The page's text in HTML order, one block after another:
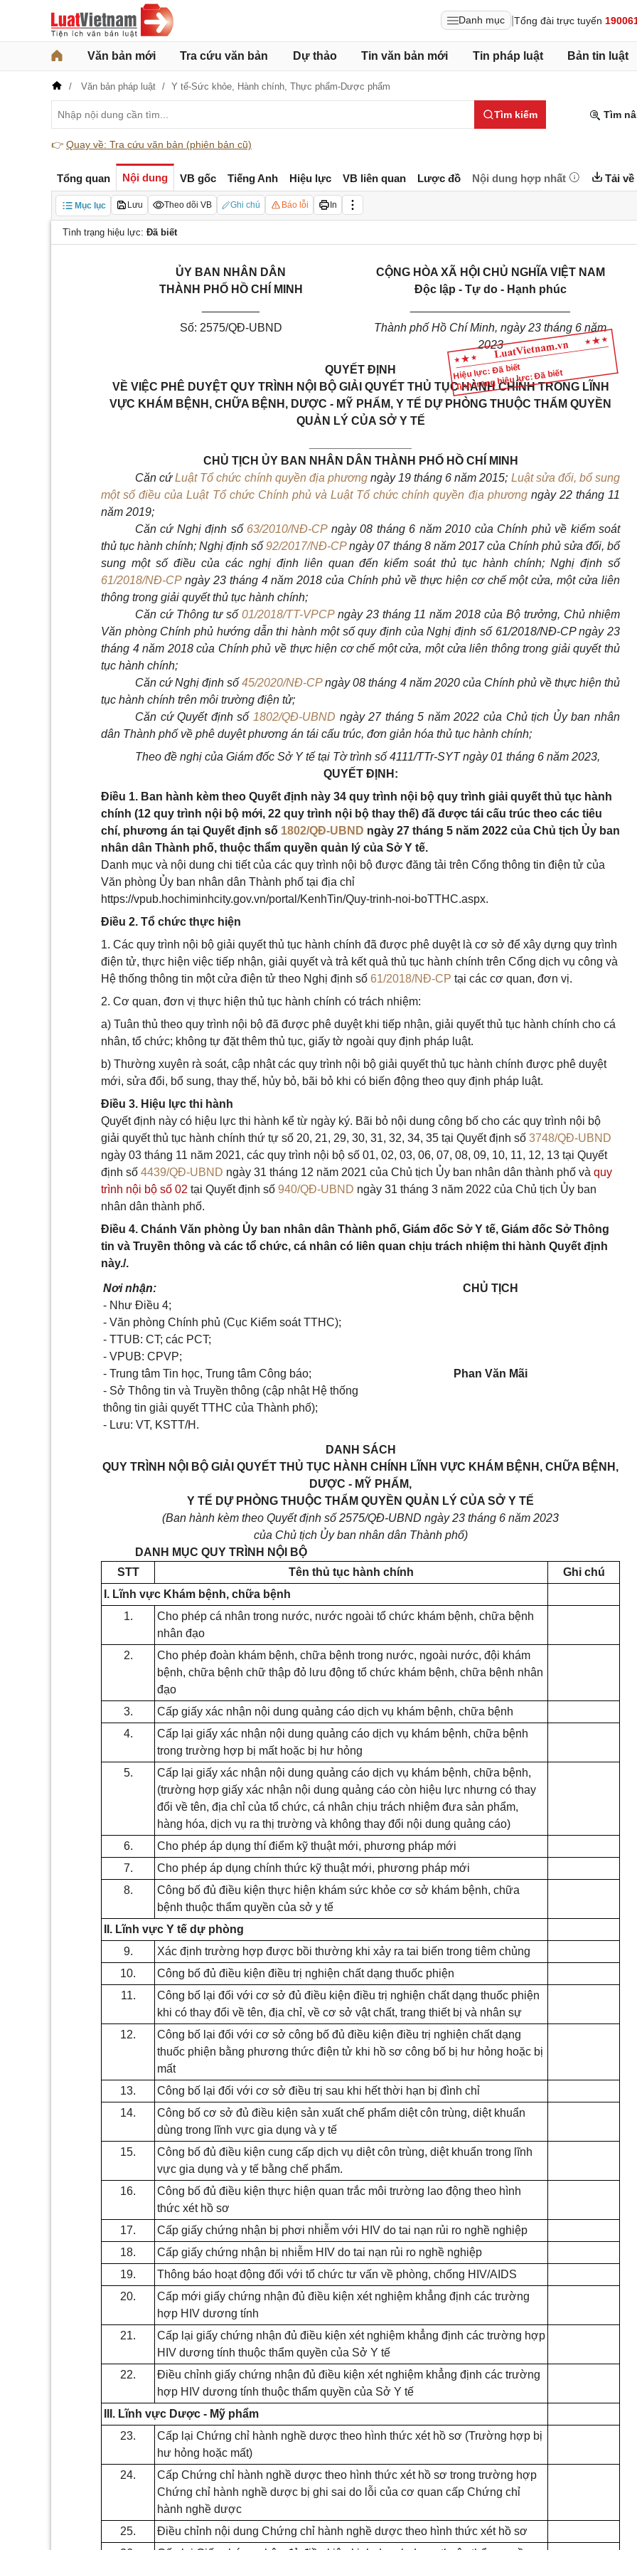
Danh mục Tổng đài trực tuyến
Văn bản mới Tra cứu văn bản Dự thảo Tin văn bản mới Tin pháp luật Bản tin luật
Văn bản pháp luật Y tế-Sức khỏe, Hành chính, Thực phẩm-Dược phẩm
Tìm kiếm Tìm
👉 Quay về: Tra cứu văn bản (phiên bản cũ)
Tổng quan Nội dung VB gốc Tiếng Anh Hiệu lực VB liên quan Lược đồ Nội dung hợp nhất Tải về
Mục lục Lưu Theo dõi VB Ghi chú Báo lỗi In
Tình trạng hiệu lực: Đã biết
Hiệu lực: Đã biết
Tình trạng hiệu lực: Đã biết
ỦY BAN NHÂN DÂN
THÀNH PHỐ HỒ CHÍ MINH
CỘNG HÒA XÃ HỘI CHỦ NGHĨA VIỆT NAM
Độc lập - Tự do - Hạnh phúc
Số: 2575/QĐ-UBND
Thành phố Hồ Chí Minh, ngày 23 tháng 6 năm
2023
QUYẾT ĐỊNH
VỀ VIỆC PHÊ DUYỆT QUY TRÌNH NỘI BỘ GIẢI QUYẾT THỦ TỤC HÀNH CHÍNH TRONG LĨNH
VỰC KHÁM BỆNH, CHỮA BỆNH, DƯỢC - MỸ PHẨM, Y TẾ DỰ PHÒNG THUỘC THẨM QUYỀN
QUẢN LÝ CỦA SỞ Y TẾ
CHỦ TỊCH ỦY BAN NHÂN DÂN THÀNH PHỐ HỒ CHÍ MINH
Căn cứLuật Tổ chức chính quyền địa phươngngày 19 tháng 6 năm 2015; Luật sửa đổi, bổ sung
một số điều của Luật Tổ chức Chính phủ và Luật Tổ chức chính quyền địa phươngngày 22 tháng 11
năm 2019;
Căn cứ Nghị định số 63/2010/NĐ-CPngày 08 tháng 6 năm 2010 của Chính phủ về kiểm soát
thủ tục hành chính; Nghị định số92/2017/NĐ-CPngày 07 tháng 8 năm 2017 của Chính phủ sửa đổi, bổ
sung một số điều của các nghị định liên quan đến kiểm soát thủ tục hành chính; Nghị định số
61/2018/NĐ-CPngày 23 tháng 4 năm 2018 của Chính phủ về thực hiện cơ chế một cửa, một cửa liên
thông trong giải quyết thủ tục hành chính;
Căn cứ Thông tư số 01/2018/TT-VPCPngày 23 tháng 11 năm 2018 của Bộ trưởng, Chủ nhiệm
Văn phòng Chính phủ hướng dẫn thi hành một số quy định của Nghị định số 61/2018/NĐ-CP ngày 23
tháng 4 năm 2018 của Chính phủ về thực hiện cơ chế một cửa, một cửa liên thông trong giải quyết thủ
tục hành chính;
Căn cứNghị định số45/2020/NĐ-CPngày 08 tháng 4 năm 2020 của Chính phủ về thực hiện thủ
tục hành chính trên môi trường điện tử;
Căn cứQuyết định số 1802/QĐ-UBND ngày 27 tháng 5 năm 2022 của Chủ tịch Ủy ban nhân
dân Thành phố về phê duyệt phương án tái cấu trúc, đơn giản hóa thủ tục hành chính;
Theo đề nghị của Giám đốc Sở Y tế tại Tờ trình số 4111/TTr-SYT ngày 01 tháng 6 năm 2023,
QUYẾT ĐỊNH:
Điều 1. Ban hành kèm theo Quyết định này 34 quy trình nội bộ quy trình giải quyết thủ tục hành
chính (12 quy trình nội bộ mới, 22 quy trình nội bộ thay thế) đã được tái cấu trúc theo các tiêu
chí, phương án tại Quyết định số 1802/QĐ-UBND ngày 27 tháng 5 năm 2022 của Chủ tịch Ủy ban
nhân dân Thành phố, thuộc thẩm quyền quản lý của Sở Y tế.
Danh mục và nội dung chi tiết của các quy trình nội bộ được đăng tải trên Cổng thông tin điện tử của
Văn phòng Ủy ban nhân dân Thành phố tại địa chỉ
https://vpub.hochiminhcity.gov.vn/portal/KenhTin/Quy-trinh-noi-boTTHC.aspx.
Điều 2. Tổ chức thực hiện
1. Các quy trình nội bộ giải quyết thủ tục hành chính đã được phê duyệt là cơ sở để xây dựng quy trình
điện tử, thực hiện việc tiếp nhận, giải quyết và trả kết quả thủ tục hành chính trên Cổng dịch vụ công và
Hệ thống thông tin một cửa điện tử theo Nghị định số 61/2018/NĐ-CP tại các cơ quan, đơn vị.
2. Cơ quan, đơn vị thực hiện thủ tục hành chính có trách nhiệm:
a) Tuân thủ theo quy trình nội bộ đã được phê duyệt khi tiếp nhận, giải quyết thủ tục hành chính cho cá
nhân, tổ chức; không tự đặt thêm thủ tục, giấy tờ ngoài quy định pháp luật.
b) Thường xuyên rà soát, cập nhật các quy trình nội bộ giải quyết thủ tục hành chính được phê duyệt
mới, sửa đổi, bổ sung, thay thế, hủy bỏ, bãi bỏ khi có biến động theo quy định pháp luật.
Điều 3. Hiệu lực thi hành
Quyết định này có hiệu lực thi hành kể từ ngày ký. Bãi bỏ nội dung công bố cho các quy trình nội bộ
giải quyết thủ tục hành chính thứ tự số 20, 21, 29, 30, 31, 32, 34, 35 tại Quyết định số 3748/QĐ-UBND
ngày 03 tháng 11 năm 2021, các quy trình nội bộ số 01, 02, 03, 06, 07, 08, 09, 10, 11, 12, 13 tại Quyết
định số 4439/QĐ-UBND ngày 31 tháng 12 năm 2021 của Chủ tịch Ủy ban nhân dân thành phố và quy
trình nội bộ số 02 tại Quyết định số 940/QĐ-UBND ngày 31 tháng 3 năm 2022 của Chủ tịch Ủy ban
nhân dân thành phố.
Điều 4. Chánh Văn phòng Ủy ban nhân dân Thành phố, Giám đốc Sở Y tế, Giám đốc Sở Thông
tin và Truyền thông và các tổ chức, cá nhân có liên quan chịu trách nhiệm thi hành Quyết định
này./.
Nơi nhận:
- Như Điều 4;
- Văn phòng Chính phủ (Cục Kiểm soát TTHC);
- TTUB: CT; các PCT;
- VPUB: CPVP;
- Trung tâm Tin học, Trung tâm Công báo;
- Sở Thông tin và Truyền thông (cập nhật Hệ thống
thông tin giải quyết TTHC của Thành phố);
- Lưu: VT, KSTT/H.
CHỦ TỊCH
Phan Văn Mãi
DANH SÁCH
QUY TRÌNH NỘI BỘ GIẢI QUYẾT THỦ TỤC HÀNH CHÍNH LĨNH VỰC KHÁM BỆNH, CHỮA BỆNH,
DƯỢC - MỸ PHẨM,
Y TẾ DỰ PHÒNG THUỘC THẨM QUYỀN QUẢN LÝ CỦA SỞ Y TẾ
(Ban hành kèm theo Quyết định số 2575/QĐ-UBND ngày 23 tháng 6 năm 2023
của Chủ tịch Ủy ban nhân dân Thành phố)
DANH MỤC QUY TRÌNH NỘI BỘ
STT
Tên thủ tục hành chính
Ghi chú
I. Lĩnh vực Khám bệnh, chữa bệnh
1.
Cho phép cá nhân trong nước, nước ngoài tổ chức khám bệnh, chữa bệnh
nhân đạo
2.
Cho phép đoàn khám bệnh, chữa bệnh trong nước, ngoài nước, đội khám
bệnh, chữa bệnh chữ thập đỏ lưu động tổ chức khám bệnh, chữa bệnh nhân
đạo
3.
Cấp giấy xác nhận nội dung quảng cáo dịch vụ khám bệnh, chữa bệnh
4.
Cấp lại giấy xác nhận nội dung quảng cáo dịch vụ khám bệnh, chữa bệnh
trong trường hợp bị mất hoặc bị hư hỏng
5.
Cấp lại giấy xác nhận nội dung quảng cáo dịch vụ khám bệnh, chữa bệnh,
(trường hợp giấy xác nhận nội dung quảng cáo còn hiệu lực nhưng có thay
đổi về tên, địa chỉ của tổ chức, cá nhân chịu trách nhiệm đưa sản phẩm,
hàng hóa, dịch vụ ra thị trường và không thay đổi nội dung quảng cáo)
6.
Cho phép áp dụng thí điểm kỹ thuật mới, phương pháp mới
7.
Cho phép áp dụng chính thức kỹ thuật mới, phương pháp mới
8.
Công bố đủ điều kiện thực hiện khám sức khỏe cơ sở khám bệnh, chữa
bệnh thuộc thẩm quyền của sở y tế
II. Lĩnh vực Y tế dự phòng
9.
Xác định trường hợp được bồi thường khi xảy ra tai biến trong tiêm chủng
10.
Công bố đủ điều kiện điều trị nghiện chất dạng thuốc phiện
11.
Công bố lại đối với cơ sở đủ điều kiện điều trị nghiện chất dạng thuốc phiện
khi có thay đổi về tên, địa chỉ, về cơ sở vật chất, trang thiết bị và nhân sự
12.
Công bố lại đối với cơ sở công bố đủ điều kiện điều trị nghiện chất dạng
thuốc phiện bằng phương thức điện tử khi hồ sơ công bố bị hư hỏng hoặc bị
mất
13.
Công bố lại đối với cơ sở điều trị sau khi hết thời hạn bị đình chỉ
14.
Công bố cơ sở đủ điều kiện sản xuất chế phẩm diệt côn trùng, diệt khuẩn
dùng trong lĩnh vực gia dụng và y tế
15.
Công bố đủ điều kiện cung cấp dịch vụ diệt côn trùng, diệt khuẩn trong lĩnh
vực gia dụng và y tế bằng chế phẩm.
16.
Công bố đủ điều kiện thực hiện quan trắc môi trường lao động theo hình
thức xét hồ sơ
17.
Cấp giấy chứng nhận bị phơi nhiễm với HIV do tai nạn rủi ro nghề nghiệp
18.
Cấp giấy chứng nhận bị nhiễm HIV do tai nạn rủi ro nghề nghiệp
19.
Thông báo hoạt động đối với tổ chức tư vấn về phòng, chống HIV/AIDS
20.
Cấp mới giấy chứng nhận đủ điều kiện xét nghiệm khẳng định các trường
hợp HIV dương tính
21.
Cấp lại giấy chứng nhận đủ điều kiện xét nghiệm khẳng định các trường hợp
HIV dương tính thuộc thẩm quyền của Sở Y tế
22.
Điều chỉnh giấy chứng nhận đủ điều kiện xét nghiệm khẳng định các trường
hợp HIV dương tính thuộc thẩm quyền của Sở Y tế
III. Lĩnh vực Dược - Mỹ phẩm
23.
Cấp lại Chứng chỉ hành nghề dược theo hình thức xét hồ sơ (Trường hợp bị
hư hỏng hoặc mất)
24.
Cấp Chứng chỉ hành nghề dược theo hình thức xét hồ sơ trong trường hợp
Chứng chỉ hành nghề dược bị ghi sai do lỗi của cơ quan cấp Chứng chỉ
hành nghề dược
25.
Điều chỉnh nội dung Chứng chỉ hành nghề dược theo hình thức xét hồ sơ